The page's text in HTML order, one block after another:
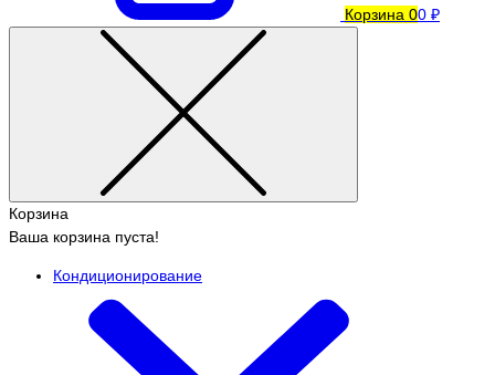
Корзина 00 ₽
Корзина
Ваша корзина пуста!
Кондиционирование